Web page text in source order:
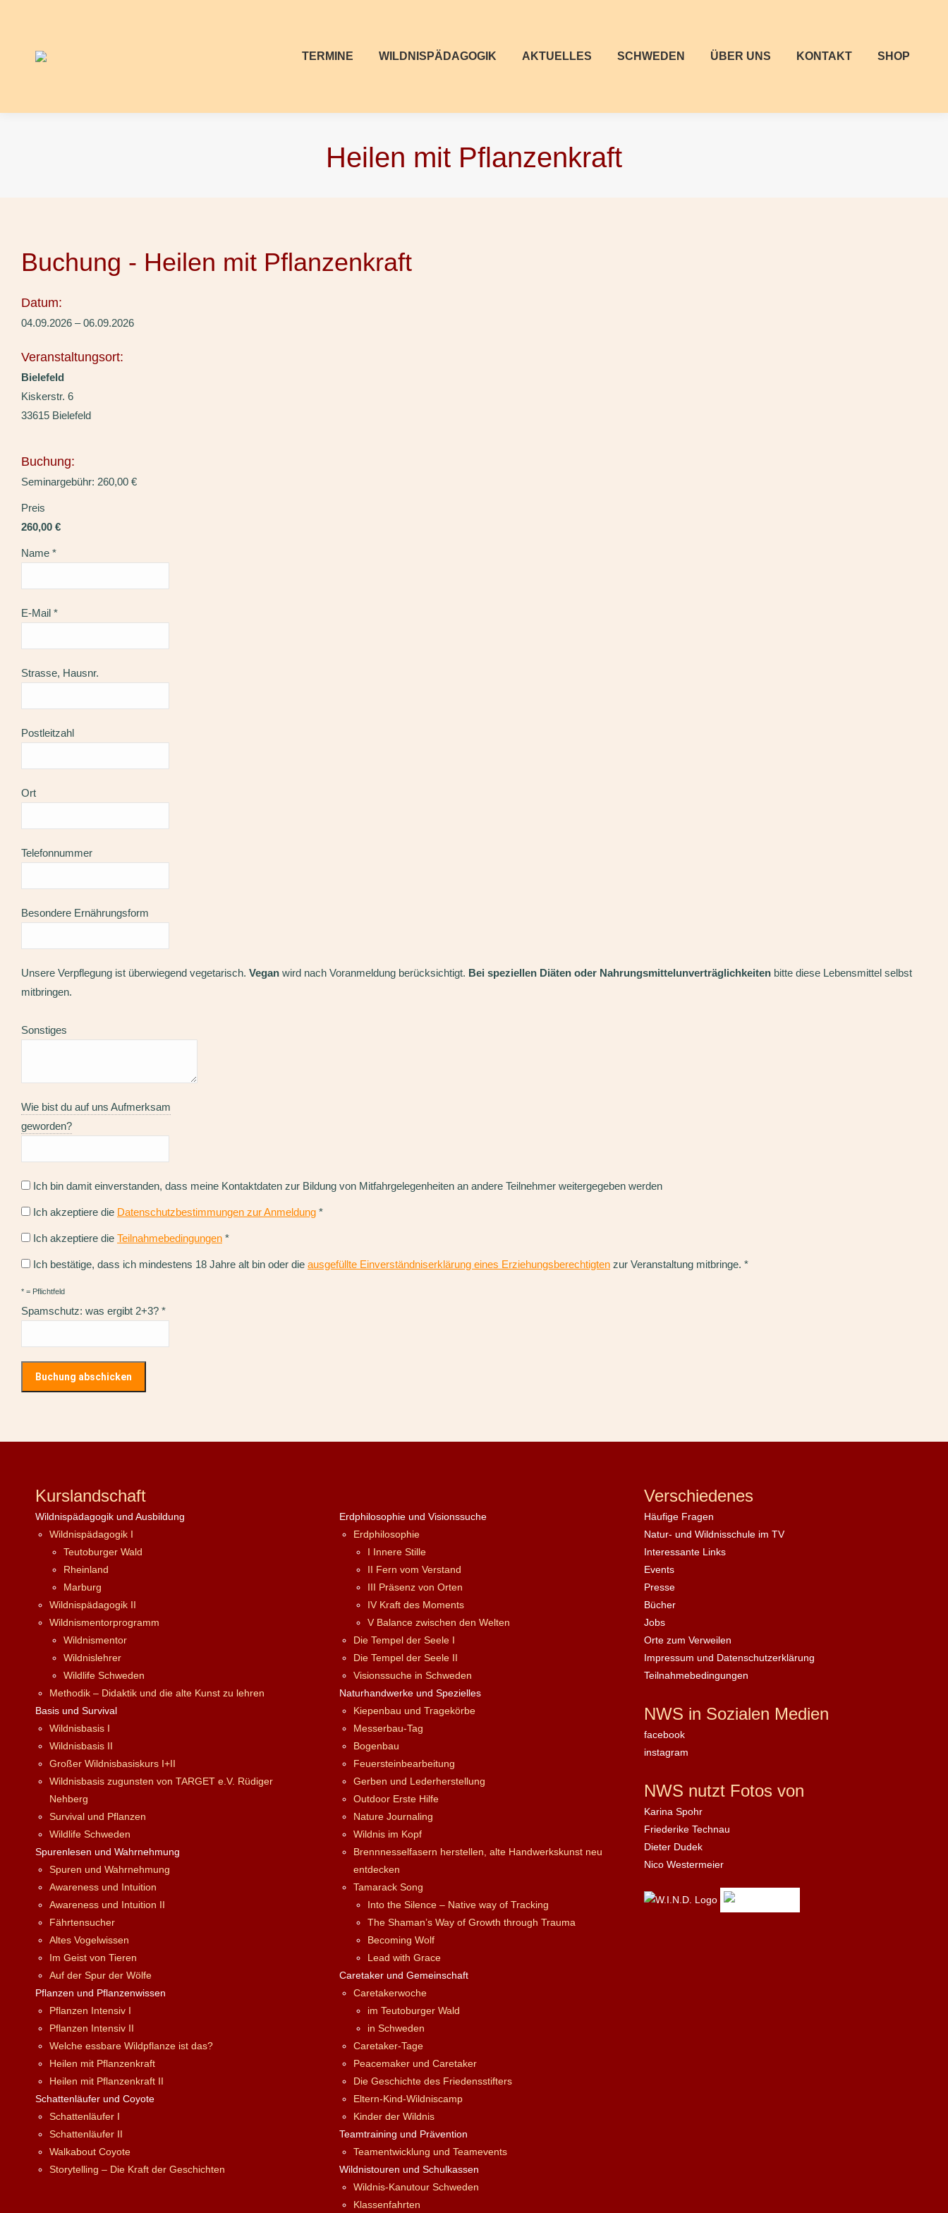
TERMINE WILDNISPÄDAGOGIK AKTUELLES SCHWEDEN ÜBER UNS KONTAKT SHOP
Heilen mit Pflanzenkraft
Buchung - Heilen mit Pflanzenkraft
Datum:
04.09.2026 – 06.09.2026
Veranstaltungsort:
Bielefeld
Kiskerstr. 6
33615 Bielefeld
Buchung:
Seminargebühr: 260,00 €
Preis
260,00 €
Name *
E-Mail *
Strasse, Hausnr.
Postleitzahl
Ort
Telefonnummer
Besondere Ernährungsform
Unsere Verpflegung ist überwiegend vegetarisch. Vegan wird nach Voranmeldung berücksichtigt. Bei speziellen Diäten oder Nahrungsmittelunverträglichkeiten bitte diese Lebensmittel selbst
mitbringen.
Sonstiges
Wie bist du auf uns Aufmerksam
geworden?
Ich bin damit einverstanden, dass meine Kontaktdaten zur Bildung von Mitfahrgelegenheiten an andere Teilnehmer weitergegeben werden
Ich akzeptiere die Datenschutzbestimmungen zur Anmeldung *
Ich akzeptiere die Teilnahmebedingungen *
Ich bestätige, dass ich mindestens 18 Jahre alt bin oder die ausgefüllte Einverständniserklärung eines Erziehungsberechtigten zur Veranstaltung mitbringe. *
* = Pflichtfeld
Spamschutz: was ergibt 2+3? *
Kurslandschaft
Wildnispädagogik und Ausbildung
Wildnispädagogik I
Teutoburger Wald
Rheinland
Marburg
Wildnispädagogik II
Wildnismentorprogramm
Wildnismentor
Wildnislehrer
Wildlife Schweden
Methodik – Didaktik und die alte Kunst zu lehren
Basis und Survival
Wildnisbasis I
Wildnisbasis II
Großer Wildnisbasiskurs I+II
Wildnisbasis zugunsten von TARGET e.V. Rüdiger
Nehberg
Survival und Pflanzen
Wildlife Schweden
Spurenlesen und Wahrnehmung
Spuren und Wahrnehmung
Awareness und Intuition
Awareness und Intuition II
Fährtensucher
Altes Vogelwissen
Im Geist von Tieren
Auf der Spur der Wölfe
Pflanzen und Pflanzenwissen
Pflanzen Intensiv I
Pflanzen Intensiv II
Welche essbare Wildpflanze ist das?
Heilen mit Pflanzenkraft
Heilen mit Pflanzenkraft II
Schattenläufer und Coyote
Schattenläufer I
Schattenläufer II
Walkabout Coyote
Storytelling – Die Kraft der Geschichten
Erdphilosophie und Visionssuche
Erdphilosophie
I Innere Stille
II Fern vom Verstand
III Präsenz von Orten
IV Kraft des Moments
V Balance zwischen den Welten
Die Tempel der Seele I
Die Tempel der Seele II
Visionssuche in Schweden
Naturhandwerke und Spezielles
Kiepenbau und Tragekörbe
Messerbau-Tag
Bogenbau
Feuersteinbearbeitung
Gerben und Lederherstellung
Outdoor Erste Hilfe
Nature Journaling
Wildnis im Kopf
Brennnesselfasern herstellen, alte Handwerkskunst neu
entdecken
Tamarack Song
Into the Silence – Native way of Tracking
The Shaman’s Way of Growth through Trauma
Becoming Wolf
Lead with Grace
Caretaker und Gemeinschaft
Caretakerwoche
im Teutoburger Wald
in Schweden
Caretaker-Tage
Peacemaker und Caretaker
Die Geschichte des Friedensstifters
Eltern-Kind-Wildniscamp
Kinder der Wildnis
Teamtraining und Prävention
Teamentwicklung und Teamevents
Wildnistouren und Schulkassen
Wildnis-Kanutour Schweden
Klassenfahrten
Verschiedenes
Häufige Fragen
Natur- und Wildnisschule im TV
Interessante Links
Events
Presse
Bücher
Jobs
Orte zum Verweilen
Impressum und Datenschutzerklärung
Teilnahmebedingungen
NWS in Sozialen Medien
facebook
instagram
NWS nutzt Fotos von
Karina Spohr
Friederike Technau
Dieter Dudek
Nico Westermeier